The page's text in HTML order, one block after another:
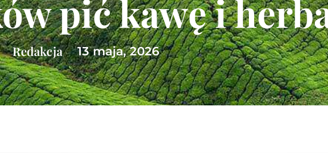
pić kawę i
Redakcja 13 maja, 2026